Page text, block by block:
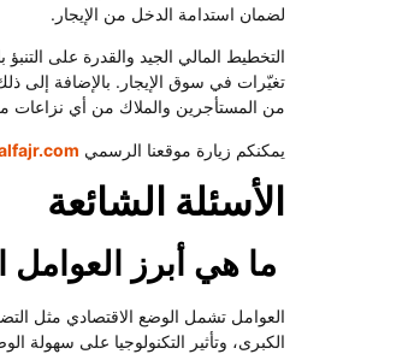
لضمان استدامة الدخل من الإيجار.
التخطيط المالي الجيد والقدرة على
تغيّرات في سوق الإيجار. بالإضافة إلى
من المستأجرين والملاك من أي
يمكنكم زيارة موقعنا الرسمي
الأسئلة الشائعة
ما هي أبرز العوامل
العوامل تشمل الوضع الاقتصادي مثل
الكبرى، وتأثير التكنولوجيا على سهولة